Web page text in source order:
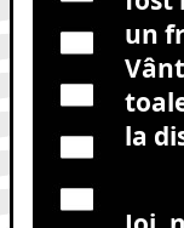
un
la